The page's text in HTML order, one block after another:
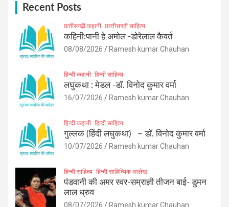
Recent Posts
छत्तीसगढ़ी कहानी छत्‍तीसगढ़ी साहित्‍य
कहिनी:पानी हे अमोल -डोरेलाल कैवर्त
08/08/2026 Ramesh kumar Chauhan
हिन्दी कहानी हिन्दी साहित्य
लघुकथा : मेडल -डॉ. विनोद कुमार वर्मा
16/07/2026 Ramesh kumar Chauhan
हिन्दी कहानी हिन्दी साहित्य
गुल्लक (हिंदी लघुकथा) – डॉ. विनोद कुमार वर्मा
10/07/2026 Ramesh kumar Chauhan
हिन्दी साहित्य हिन्दी साहित्यिक आलेख
पंडवानी की अमर स्वर-सम्राज्ञी तीजन बाई- डुमन
लाल ध्रुव
08/07/2026 Ramesh kumar Chauhan